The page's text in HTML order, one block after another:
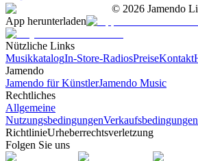
© 2026 Jamendo
App herunterladen
Nützliche Links
MusikkatalogIn-Store-RadiosPreiseKontakt
Jamendo
Jamendo für KünstlerJamendo Music
Rechtliches
Allgemeine
NutzungsbedingungenVerkaufsbedingungen
RichtlinieUrheberrechtsverletzung
Folgen Sie uns